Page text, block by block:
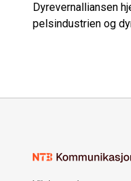
Dyrevernalliansen
pelsindustrien og